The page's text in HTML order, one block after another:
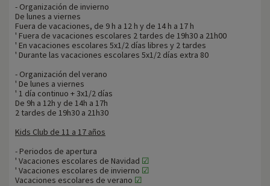
- Organización de invierno
De lunes a viernes
Fuera de vacaciones, de 9 h a 12 h y de 14 h a 17 h
' Fuera de vacaciones escolares 2 tardes de 19h30 a 21h00
' En vacaciones escolares 5x1/2 días libres y 2 tardes
' Durante las vacaciones escolares 5x1/2 días extra 80
- Organización del verano
' De lunes a viernes
' 1 día continuo + 3x1/2 días
De 9h a 12h y de 14h a 17h
2 tardes de 19h30 a 21h30
Kids Club de 11 a 17 años
- Periodos de apertura
' Vacaciones escolares de Navidad ☑
' Vacaciones escolares de invierno ☑
Vacaciones escolares de verano ☑